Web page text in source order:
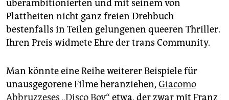
überambitionierten und mit seinem von
Plattheiten nicht ganz freien Drehbuch
bestenfalls in Teilen gelungenen queeren Thriller.
Ihren Preis widmete Ehre der trans Community.
Man könnte eine Reihe weiterer Beispiele für
unausgegorene Filme heranziehen, Giacomo
Abbruzzeses „Disco Boy“ etwa, der zwar mit Franz